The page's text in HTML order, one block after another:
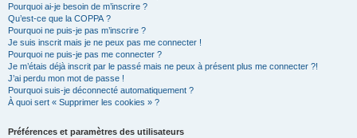
Pourquoi ai-je besoin de m’inscrire ?
Qu’est-ce que la COPPA ?
Pourquoi ne puis-je pas m’inscrire ?
Je suis inscrit mais je ne peux pas me connecter !
Pourquoi ne puis-je pas me connecter ?
Je m’étais déjà inscrit par le passé mais ne peux à présent plus me connecter ?!
J’ai perdu mon mot de passe !
Pourquoi suis-je déconnecté automatiquement ?
À quoi sert « Supprimer les cookies » ?
Préférences et paramètres des utilisateurs